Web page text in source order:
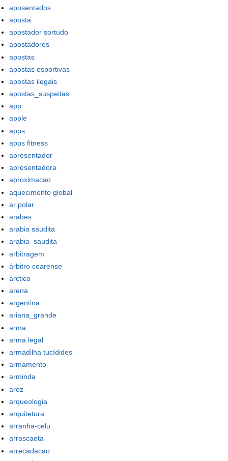
aposentados
aposta
apostador sortudo
apostadores
apostas
apostas esportivas
apostas ilegais
apostas_suspeitas
app
apple
apps
apps fitness
apresentador
apresentadora
aproximacao
aquecimento global
ar polar
arabes
arabia saudita
arabia_saudita
arbitragem
árbitro cearense
arctico
arena
argentina
ariana_grande
arma
arma legal
armadilha tucídides
armamento
arminda
aroz
arqueologia
arquitetura
arranha-celu
arrascaeta
arrecadacao